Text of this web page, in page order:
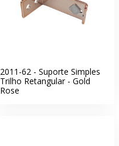
2011-62 - Suporte Simples
Trilho Retangular - Gold
Rose